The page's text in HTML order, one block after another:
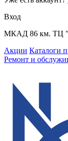
Вход
МКАД 86 км. ТЦ
Акции Каталоги
Ремонт и